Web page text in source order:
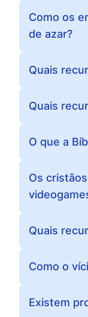
Como os
de azar?
Quais
Quais
O que a
Os
Quais
Como o
Existem